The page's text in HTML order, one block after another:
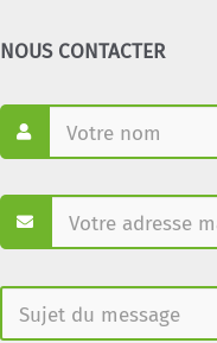
NOUS CONTACTER